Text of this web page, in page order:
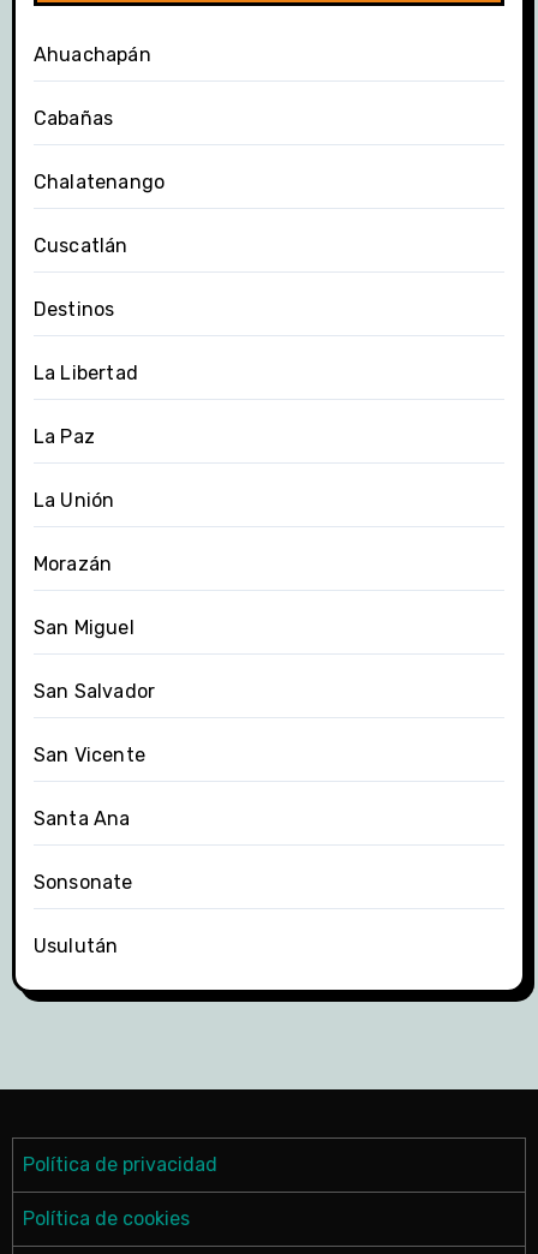
Ahuachapán
Cabañas
Chalatenango
Cuscatlán
Destinos
La Libertad
La Paz
La Unión
Morazán
San Miguel
San Salvador
San Vicente
Santa Ana
Sonsonate
Usulután
Política de privacidad
Política de cookies